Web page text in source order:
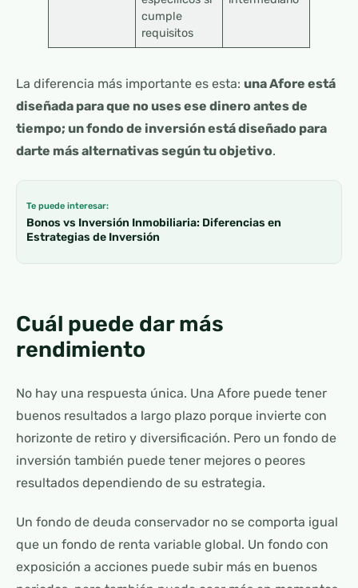
cumple
requisitos
La diferencia más importante es esta: una Afore está
diseñada para que no uses ese dinero antes de
tiempo; un fondo de inversión está diseñado para
darte más alternativas según tu objetivo.
Te puede interesar:
Bonos vs Inversión Inmobiliaria: Diferencias en
Estrategias de Inversión
Cuál puede dar más
rendimiento
No hay una respuesta única. Una Afore puede tener
buenos resultados a largo plazo porque invierte con
horizonte de retiro y diversificación. Pero un fondo de
inversión también puede tener mejores o peores
resultados dependiendo de su estrategia.
Un fondo de deuda conservador no se comporta igual
que un fondo de renta variable global. Un fondo con
exposición a acciones puede subir más en buenos